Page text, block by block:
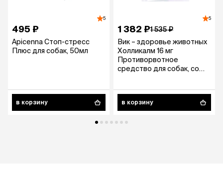
5
495 ₽
Apicenna Стоп-стресс
Плюс для собак, 50мл
в корзину
5
1 382 ₽1 535 ₽
Вик – здоровье животных
Холликалм 16 мг
Противорвотное
средство для собак, со
в корзину